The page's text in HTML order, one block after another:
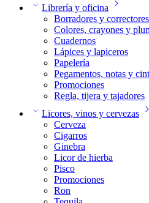
Librería y oficina
Borradores y correctores
Colores, crayones y
Cuadernos
Lápices y lapiceros
Papelería
Pegamentos, notas y
Promociones
Regla, tijera y tajadores
Licores, vinos y cervezas
Cerveza
Cigarros
Ginebra
Licor de hierba
Pisco
Promociones
Ron
Correo electrónico
Guarda mi
Reseñas
Aún no hay reseñas.
-8%